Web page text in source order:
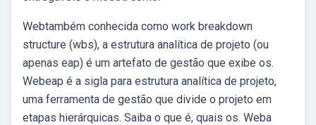
Webtambém conhecida como work breakdown
structure (wbs), a estrutura analítica de projeto (ou
apenas eap) é um artefato de gestão que exibe os.
Webeap é a sigla para estrutura analítica de projeto,
uma ferramenta de gestão que divide o projeto em
etapas hierárquicas. Saiba o que é, quais os. Weba